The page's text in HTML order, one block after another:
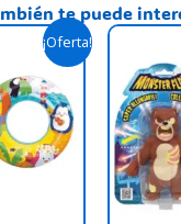
te puede
¡Oferta!
El
precio
actual
es:
$ 4.190,00.
Este
producto
varias
variantes.
opciones